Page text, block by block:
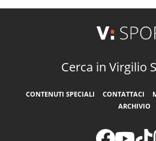
Cerca in Virgilio
CONTENUTI SPECIALI CONTATTACI
ARCHIVIO